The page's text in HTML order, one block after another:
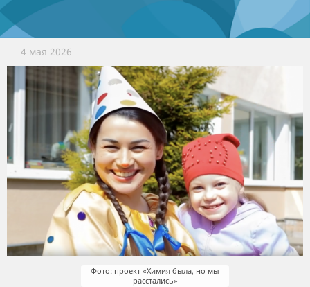
4 мая 2026
Фото: проект «Химия была, но мы
расстались »